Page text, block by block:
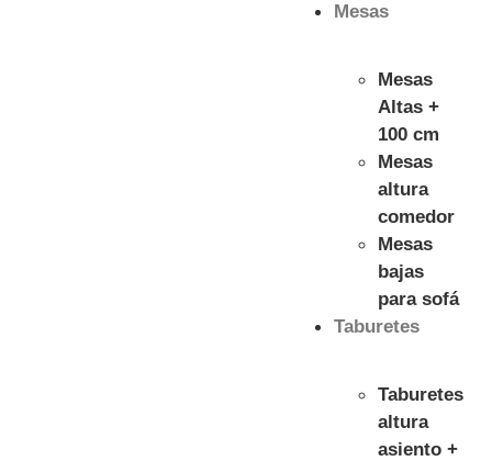
Mesas
Mesas
Altas +
100 cm
Mesas
altura
comedor
Mesas
bajas
para sofá
Taburetes
Taburetes
altura
asiento +